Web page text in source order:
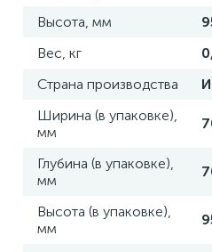
Высота, мм
Вес, кг
Страна производства
Ширина (в упаковке),
мм
Глубина (в упаковке),
мм
Высота (в упаковке),
мм